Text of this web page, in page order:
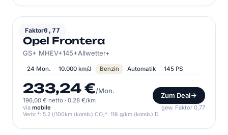
Faktor0,77
OPEL
Opel Frontera
GS+ MHEV+145+Allwetter+
24 Mon. 10.000 km/J Benzin Automatik 145 PS
233,24 €/Mon.
196,00 € netto · 0,28 €/km
Zum Deal
via mobile gew. Faktor 0,77
Verbr.*: 5.2 l/100km (komb.) CO₂*: 118 g/km (komb.) D